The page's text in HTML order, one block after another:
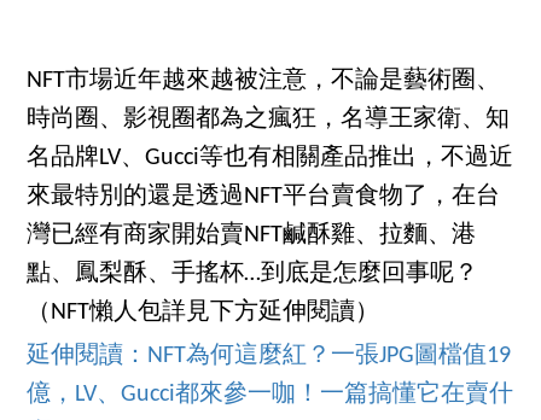
NFT市場近年越來越被注意，不論是藝術圈、
時尚圈、影視圈都為之瘋狂，名導王家衛、知
名品牌LV、Gucci等也有相關產品推出，不過近
來最特別的還是透過NFT平台賣食物了，在台
灣已經有商家開始賣NFT鹹酥雞、拉麵、港
點、鳳梨酥、手搖杯…到底是怎麼回事呢？
（NFT懶人包詳見下方延伸閱讀）
延伸閱讀：NFT為何這麼紅？一張JPG圖檔值19
億，LV、Gucci都來參一咖！一篇搞懂它在賣什